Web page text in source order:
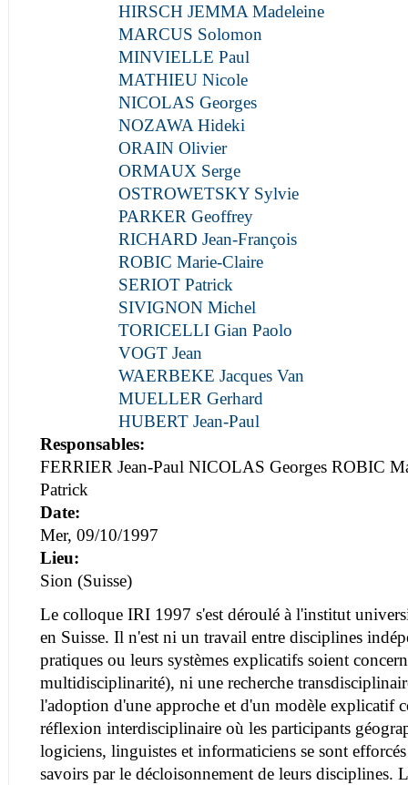
HIRSCH JEMMA Madeleine
MARCUS Solomon
MINVIELLE Paul
MATHIEU Nicole
NICOLAS Georges
NOZAWA Hideki
ORAIN Olivier
ORMAUX Serge
OSTROWETSKY Sylvie
PARKER Geoffrey
RICHARD Jean-François
ROBIC Marie-Claire
SERIOT Patrick
SIVIGNON Michel
TORICELLI Gian Paolo
VOGT Jean
WAERBEKE Jacques Van
MUELLER Gerhard
HUBERT Jean-Paul
Responsables:
FERRIER Jean-Paul NICOLAS Georges ROBIC
Patrick
Date:
Mer, 09/10/1997
Lieu:
Sion (Suisse)
Le colloque IRI 1997 s'est déroulé à l'institut
en Suisse. Il n'est ni un travail entre disciplines
pratiques ou leurs systèmes explicatifs soient
multidisciplinarité), ni une recherche
l'adoption d'une approche et d'un modèle explicatif
réflexion interdisciplinaire où les participants
logiciens, linguistes et informaticiens se sont
savoirs par le décloisonnement de leurs disciplines.